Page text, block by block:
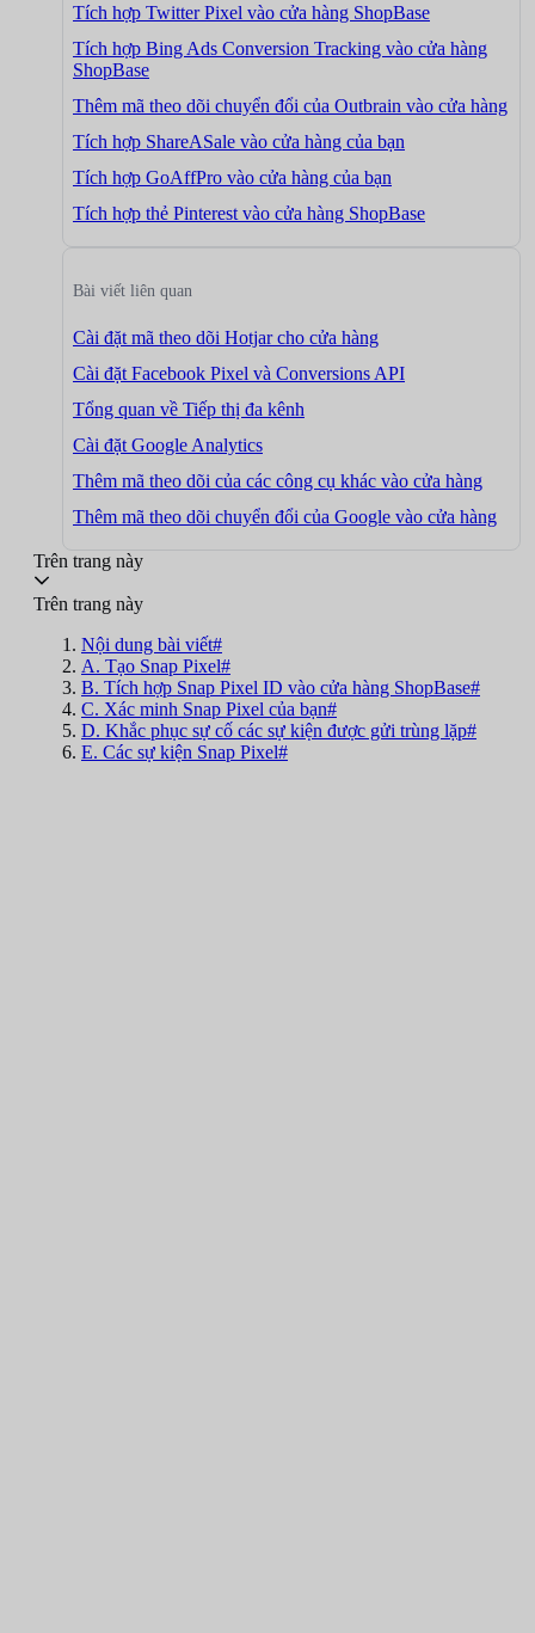
Tích hợp Twitter Pixel vào cửa hàng ShopBase
Tích hợp Bing Ads Conversion Tracking vào cửa hàng
ShopBase
Thêm mã theo dõi chuyển đổi của Outbrain vào cửa hàng
Tích hợp ShareASale vào cửa hàng của bạn
Tích hợp GoAffPro vào cửa hàng của bạn
Tích hợp thẻ Pinterest vào cửa hàng ShopBase
Bài viết liên quan
Cài đặt mã theo dõi Hotjar cho cửa hàng
Cài đặt Facebook Pixel và Conversions API
Tổng quan về Tiếp thị đa kênh
Cài đặt Google Analytics
Thêm mã theo dõi của các công cụ khác vào cửa hàng
Thêm mã theo dõi chuyển đổi của Google vào cửa hàng
Trên trang này
Trên trang này
Nội dung bài viết#
A. Tạo Snap Pixel#
B. Tích hợp Snap Pixel ID vào cửa hàng ShopBase#
C. Xác minh Snap Pixel của bạn#
D. Khắc phục sự cố các sự kiện được gửi trùng lặp#
E. Các sự kiện Snap Pixel#